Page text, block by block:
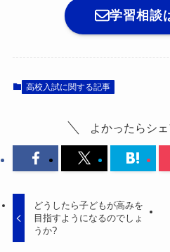
学習相談
高校入試に関する記事
よかったらシェ
どうしたら子どもが高みを
目指すようになるのでしょ
うか?